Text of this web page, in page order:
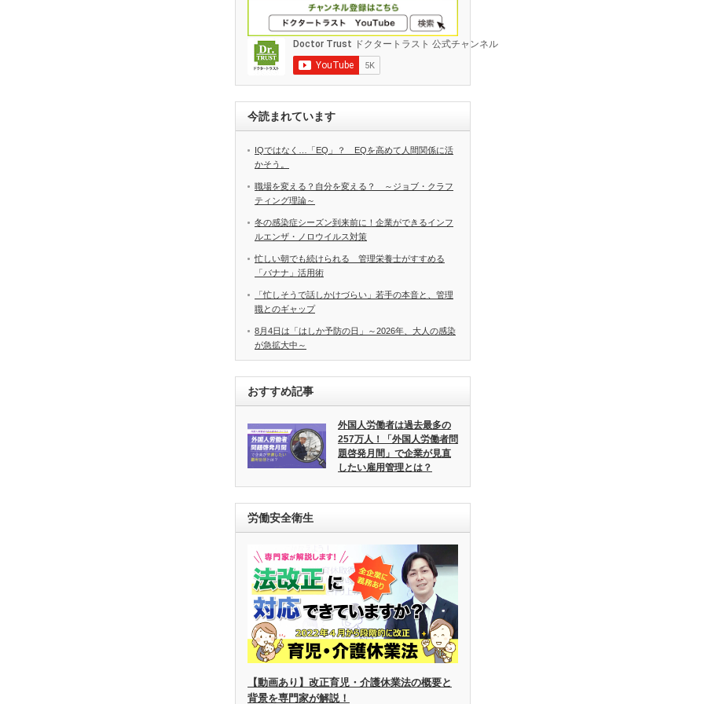
今読まれています
IQではなく…「EQ」？ EQを高めて人間関係に活
かそう。
職場を変える？自分を変える？ ～ジョブ・クラフ
ティング理論～
冬の感染症シーズン到来前に！企業ができるインフ
ルエンザ・ノロウイルス対策
忙しい朝でも続けられる 管理栄養士がすすめる
「バナナ」活用術
「忙しそうで話しかけづらい」若手の本音と、管理
職とのギャップ
8月4日は「はしか予防の日」～2026年、大人の感染
が急拡大中～
おすすめ記事
外国人労働者は過去最多の
257万人！「外国人労働者問
題啓発月間」で企業が見直
したい雇用管理とは？
労働安全衛生
【動画あり】改正育児・介護休業法の概要と
背景を専門家が解説！